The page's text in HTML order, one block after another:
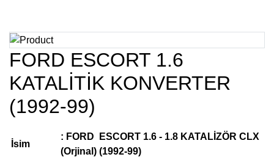
FORD ESCORT 1.6
KATALİTİK KONVERTER
(1992-99)
İsim
: FORD ESCORT 1.6 - 1.8 KATALİZÖR CLX
(Orjinal) (1992-99)